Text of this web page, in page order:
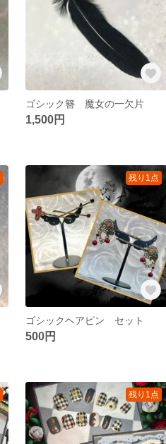
ゴシック簪 魔女の一欠片
1,500円
残り1点
ゴシックヘアピン セット
500円
残り1点